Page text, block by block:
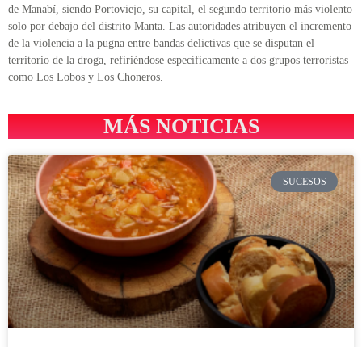
de Manabí, siendo Portoviejo, su capital, el segundo territorio más violento
solo por debajo del distrito Manta. Las autoridades atribuyen el incremento
de la violencia a la pugna entre bandas delictivas que se disputan el
territorio de la droga, refiriéndose específicamente a dos grupos terroristas
como Los Lobos y Los Choneros.
MÁS NOTICIAS
SUCESOS